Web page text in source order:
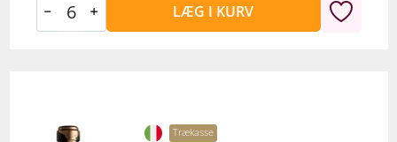
LÆG I KURV
Trækasse